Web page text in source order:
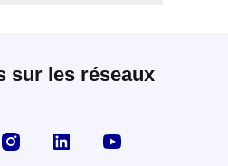
sur les réseaux
sur Facebook
la page X
Visiter la page Instagram
linkedin